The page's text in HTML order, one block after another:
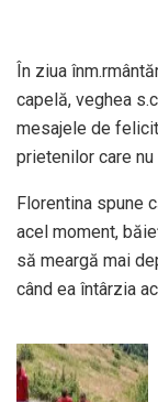
În ziua
capelă, veghea
mesajele de
prietenilor care
Florentina spune
acel moment,
să meargă mai
când ea întârzia